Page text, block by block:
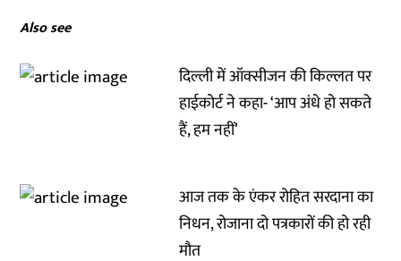
Also see
दिल्ली में ऑक्सीजन की किल्लत पर
हाईकोर्ट ने कहा- ‘आप अंधे हो सकते
हैं, हम नहीं’
आज तक के एंकर रोहित सरदाना का
निधन, रोजाना दो पत्रकारों की हो रही
मौत